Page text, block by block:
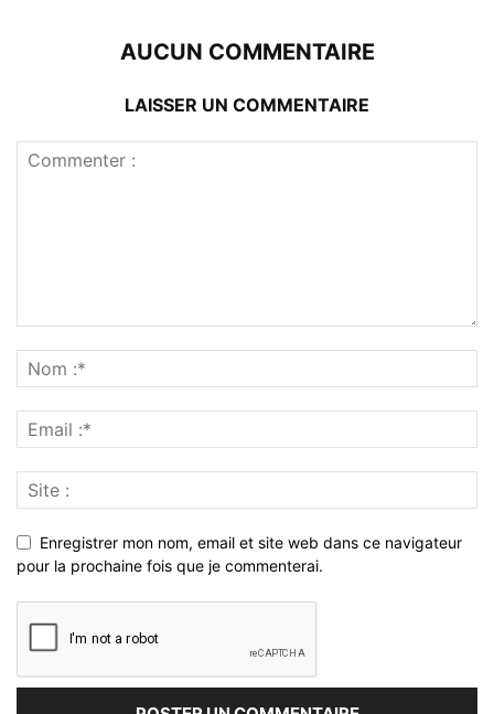
AUCUN COMMENTAIRE
LAISSER UN COMMENTAIRE
Enregistrer mon nom, email et site web dans ce navigateur
pour la prochaine fois que je commenterai.